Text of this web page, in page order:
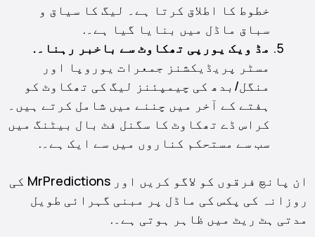
خطوط کا اطلاق کرتا ہے۔ لیگ کا سیاق و
سباق ماڈل میں بنایا گیا ہے۔.
مڈ ویک یورپی تھکاوٹ سے باخبر رہنا۔.
مسٹر پریڈیکشنز جمعرات یوروپا اور
منگل/بدھ کی چیمپئنز لیگ کی تھکاوٹ کو
ہفتے کے آخر میں چننے میں شامل کرتے ہیں۔
کراس ڈے تھکاوٹ کا سگنل فٹ بال بیٹنگ میں
سب سے مستحکم کناروں میں سے ایک ہے۔.
ان پانچ فرقوں کو لاگو کریں اور MrPredictions کی
روزانہ کی پکس کی ماڈل پر مبنی گہرائی طویل
مدتی ہٹ ریٹ میں ظاہر ہوتی ہے۔.